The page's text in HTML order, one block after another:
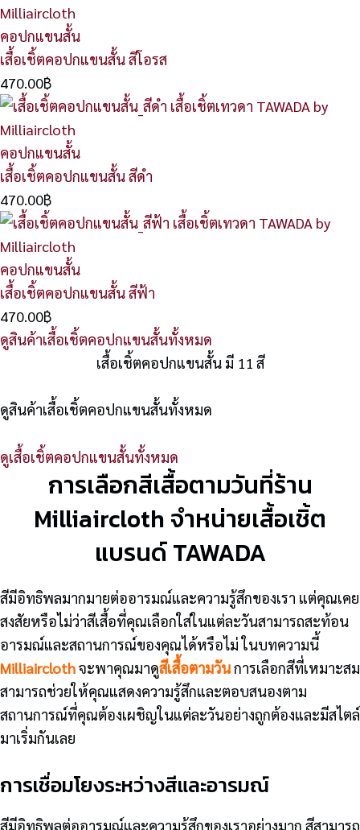
คอปกแขนสั้น
เสื้อเชิ้ตคอปกแขนสั้น สีโอรส
470.00฿
คอปกแขนสั้น
เสื้อเชิ้ตคอปกแขนสั้น สีดำ
470.00฿
คอปกแขนสั้น
เสื้อเชิ้ตคอปกแขนสั้น สีฟ้า
470.00฿
ดูสินค้าเสื้อเชิ้ตคอปกแขนสั้นทั้งหมด
เสื้อเชิ้ตคอปกแขนสั้น มี 11 สี
ดูสินค้าเสื้อเชิ้ตคอปกแขนสั้นทั้งหมด
ดูเสื้อเชิ้ตคอปกแขนสั้นทั้งหมด
การเลือกสีเสื้อตามวันที่ร้าน
Milliaircloth จำหน่ายเสื้อเชิ้ต
แบรนด์ TAWADA
สีมีอิทธิพลมากมายต่ออารมณ์และความรู้สึกของเรา แต่คุณเคย
สงสัยหรือไม่ว่าสีเสื้อที่คุณเลือกใส่ในแต่ละวันสามารถสะท้อน
อารมณ์และสถานการณ์ของคุณได้หรือไม่ ในบทความนี้
Milliairclothจะพาคุณมาดูสีเสื้อตามวันการเลือกสีที่เหมาะสม
สามารถช่วยให้คุณแสดงความรู้สึกและตอบสนองตาม
สถานการณ์ที่คุณต้องเผชิญในแต่ละวันอย่างถูกต้องและมีสไตล์
มาเริ่มกันเลย
การเชื่อมโยงระหว่างสีและอารมณ์
สีมีอิทธิพลต่ออารมณ์และความรู้สึกของเราอย่างมาก สีสามารถ